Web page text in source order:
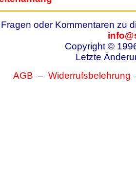
oder Kommentaren zu
Copyright ©
Letzte
AGB – Widerrufsbelehrung